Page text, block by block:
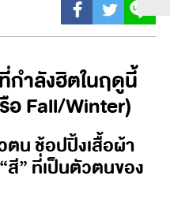
กำลังฮิตในฤดูนี้
Fall/Winter)
น ช้อปปิ้งเสื้อผ้า
สี” ที่เป็นตัวตนของ